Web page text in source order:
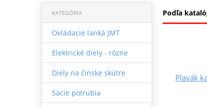
Podľa
KATEGÓRIA
Ovládacie lanká JMT
Elektrické diely - rôzne
Diely na čínske skútre
Sacie potrubia
Plavák